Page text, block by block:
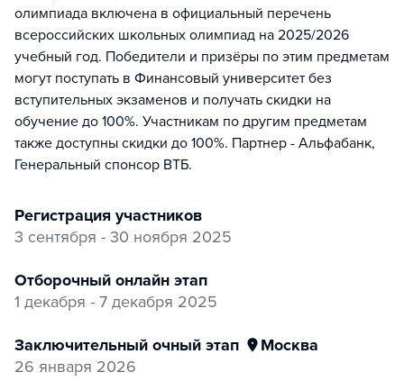
олимпиада включена в официальный перечень
всероссийских школьных олимпиад на 2025/2026
учебный год. Победители и призёры по этим предметам
могут поступать в Финансовый университет без
вступительных экзаменов и получать скидки на
обучение до 100%. Участникам по другим предметам
также доступны скидки до 100%. Партнер - Альфабанк,
Генеральный спонсор ВТБ.
регистрация участников
3 сентября - 30 ноября 2025
отборочный онлайн этап
1 декабря - 7 декабря 2025
заключительный очный этап
Москва
26 января 2026